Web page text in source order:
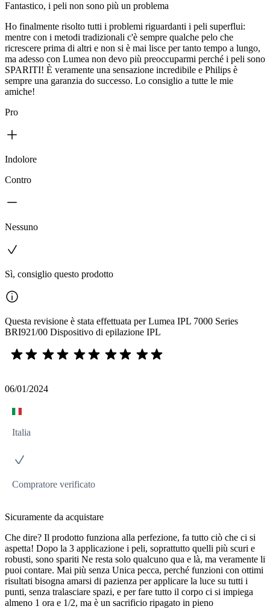
Fantastico, i peli non sono più un problema
Ho finalmente risolto tutti i problemi riguardanti i peli superflui:
mentre con i metodi tradizionali c'è sempre qualche pelo che
ricrescere prima di altri e non si è mai lisce per tanto tempo a lungo,
ma adesso con Lumea non devo più preoccuparmi perché i peli sono
SPARITI! È veramente una sensazione incredibile e Philips è
sempre una garanzia do successo. Lo consiglio a tutte le mie
amiche!
Pro
Indolore
Contro
Nessuno
Sì, consiglio questo prodotto
Questa revisione è stata effettuata per Lumea IPL 7000 Series
BRI921/00 Dispositivo di epilazione IPL
06/01/2024
Italia
Compratore verificato
Sicuramente da acquistare
Che dire? Il prodotto funziona alla perfezione, fa tutto ciò che ci si
aspetta! Dopo la 3 applicazione i peli, soprattutto quelli più scuri e
robusti, sono spariti Ne resta solo qualcuno qua e là, ma veramente li
puoi contare. Mai più senza Unica pecca, perché funzioni con ottimi
risultati bisogna amarsi di pazienza per applicare la luce su tutti i
punti, senza tralasciare spazi, e per fare tutto il corpo ci si impiega
almeno 1 ora e 1/2, ma è un sacrificio ripagato in pieno